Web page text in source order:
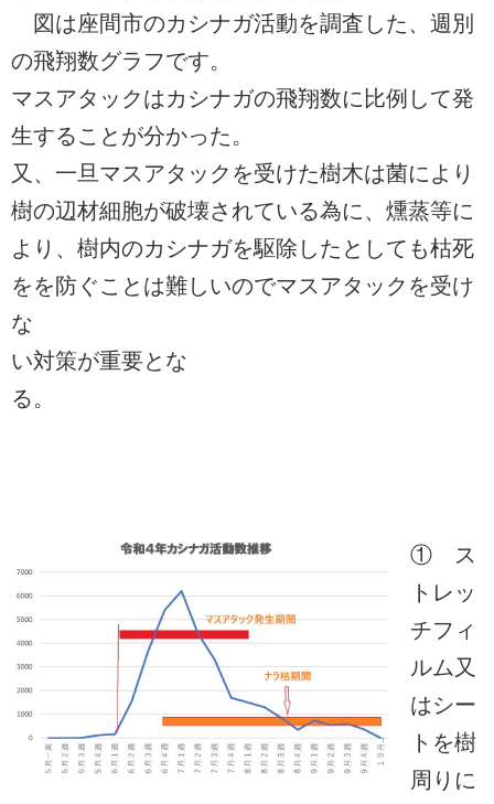
図は座間市のカシナガ活動を調査した、週別
の飛翔数グラフです。
マスアタックはカシナガの飛翔数に比例して発
生することが分かった。
又、一旦マスアタックを受けた樹木は菌により
樹の辺材細胞が破壊されている為に、燻蒸等に
より、樹内のカシナガを駆除したとしても枯死
をを防ぐことは難しいのでマスアタックを受け
な
い対策が重要とな
る。
① ス
トレッ
チフィ
ルム又
はシー
トを樹
周りに